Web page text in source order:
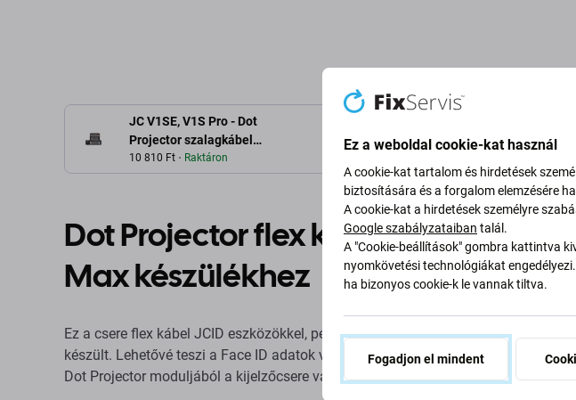
JC V1SE, V1S Pro - Dot
Projector szalagkábel
(JCID) iPhone 15 Pro Max
készülékhez
10 810 Ft Raktáron
Leírás és specifikáció
Dot Projector flex kábel (JCID)
Max készülékhez
Ez a csere flex kábel JCID eszközökkel, például JC V1SE és V1S Pro
készült. Lehetővé teszi a Face ID adatok visszaállítását vagy átvitelét az iPhone
Dot Projector moduljából a kijelzőcsere vagy a Face ID javítása után.
Ez a weboldal cookie-kat használ
A cookie-kat tartalom és hirdetések
biztosítására és a forgalom elemzésére
A cookie-kat a hirdetések személyre
Google szabályzataiban talál.
A "Cookie-beállítások" gombra kattintva
nyomkövetési technológiákat
ha bizonyos cookie-k le vannak tiltva.
Fogadjon el mindent